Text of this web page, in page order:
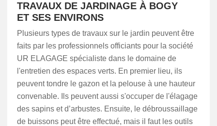
TRAVAUX DE JARDINAGE À BOGY
ET SES ENVIRONS
Plusieurs types de travaux sur le jardin peuvent être
faits par les professionnels officiants pour la société
UR ELAGAGE spécialiste dans le domaine de
l'entretien des espaces verts. En premier lieu, ils
peuvent tondre le gazon et la pelouse à une hauteur
convenable. Ils peuvent aussi s'occuper de l'élagage
des sapins et d’arbustes. Ensuite, le débroussaillage
de buissons peut être effectué, mais il faut les outils